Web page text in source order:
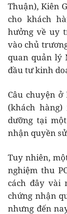
Thuận), Kiên
cho khách
hưởng về uy
vào chủ
quan quản lý
đầu tư kinh
Câu chuyện
(khách
dưỡng tại
nhận quyền
Tuy nhiên,
nghiệm thu
cách đây vài
chứng nhận
nhưng đến